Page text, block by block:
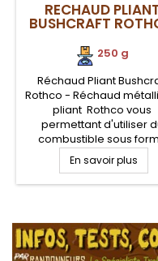
RECHAUD
BUSHCRAFT
250 g
Réchaud Pliant
Rothco - Réchaud
pliant Rothco vous
permettant d'utiliser
combustible sous
solide, gel ou avec un
naturel, une aide
pour votre
avec un bruleur alcool
si besoin.
En savoir plus